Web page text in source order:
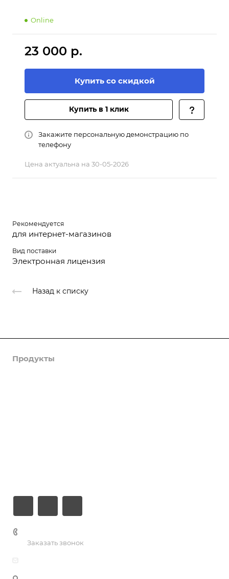
Online
23 000 р.
Купить со скидкой
Купить в 1 клик
Закажите персональную демонстрацию по
телефону
Цена актуальна на 30-05-2026
Рекомендуется
для интернет-магазинов
Вид поставки
Электронная лицензия
Назад к списку
Продукты
Заказать звонок